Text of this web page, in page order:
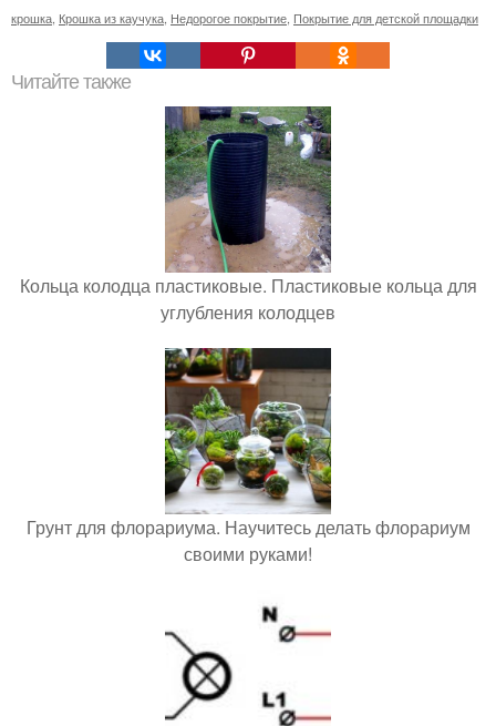
крошка Крошка из каучука Недорогое покрытие Покрытие для детской площадки
Читайте также
Кольца колодца пластиковые. Пластиковые кольца для
углубления колодцев
Грунт для флорариума. Научитесь делать флорариум
своими руками!